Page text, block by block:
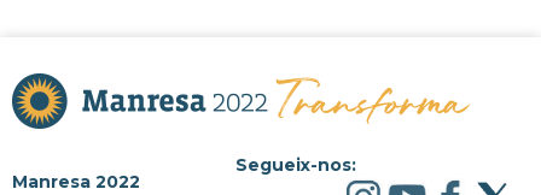
Manresa 2022
Segueix-nos: